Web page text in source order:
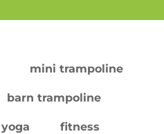
mini trampoline
barn trampoline
yoga fitness